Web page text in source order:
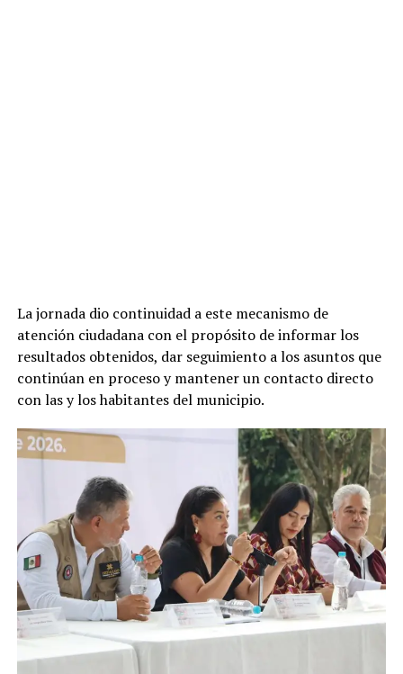
La jornada dio continuidad a este mecanismo de
atención ciudadana con el propósito de informar los
resultados obtenidos, dar seguimiento a los asuntos que
continúan en proceso y mantener un contacto directo
con las y los habitantes del municipio.